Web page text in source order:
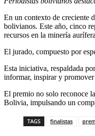
En un contexto de creciente
bolivianos. Este año, cinco
recursos en la minería
El jurado, compuesto por
Esta iniciativa, respaldada
informar, inspirar y
El premio no solo reconoce
Bolivia, impulsando un
TAGS finalistas